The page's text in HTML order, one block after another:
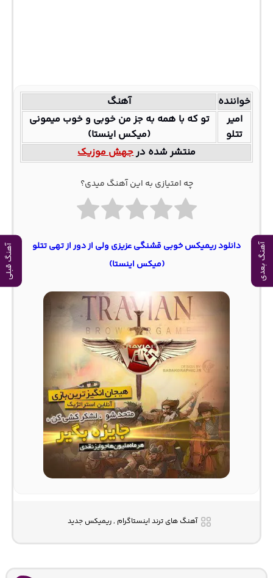
آهنگ بعدی آهنگ قبلی
خواننده
آهنگ
امیر
تتلو
تو که با همه به جز من خوبی و خوب میمونی
(میکس اینستا)
منتشر شده درجهش موزیک
چه امتیازی به این آهنگ میدی؟
دانلود ریمیکس خوبی قشنگی عزیزی ولی از دور از تهی تتلو
(میکس اینستا)
آهنگ های ترند اینستاگرام , ریمیکس جدید